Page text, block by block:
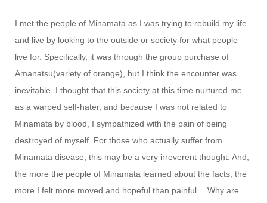
I met the people of Minamata as I was trying to rebuild my life
and live by looking to the outside or society for what people
live for. Specifically, it was through the group purchase of
Amanatsu(variety of orange), but I think the encounter was
inevitable. I thought that this society at this time nurtured me
as a warped self-hater, and because I was not related to
Minamata by blood, I sympathized with the pain of being
destroyed of myself. For those who actually suffer from
Minamata disease, this may be a very irreverent thought. And,
the more the people of Minamata learned about the facts, the
more I felt more moved and hopeful than painful. Why are